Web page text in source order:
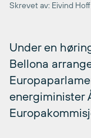
Skrevet av: Eivind Hoff
Under en
Bellona
energiminister